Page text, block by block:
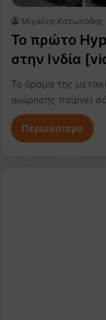
Μιχάλης Κατωπόδης
Το πρώτο
στην Ινδία
Το όραμα της
αιώρησης παίρνει
Περισσότερα